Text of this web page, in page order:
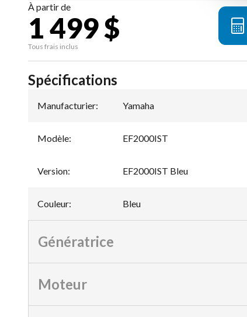
À partir de
1 499 $
Tous frais inclus
Spécifications
Manufacturier: Yamaha
Modèle: EF2000IST
Version: EF2000IST Bleu
Couleur: Bleu
Génératrice
Moteur